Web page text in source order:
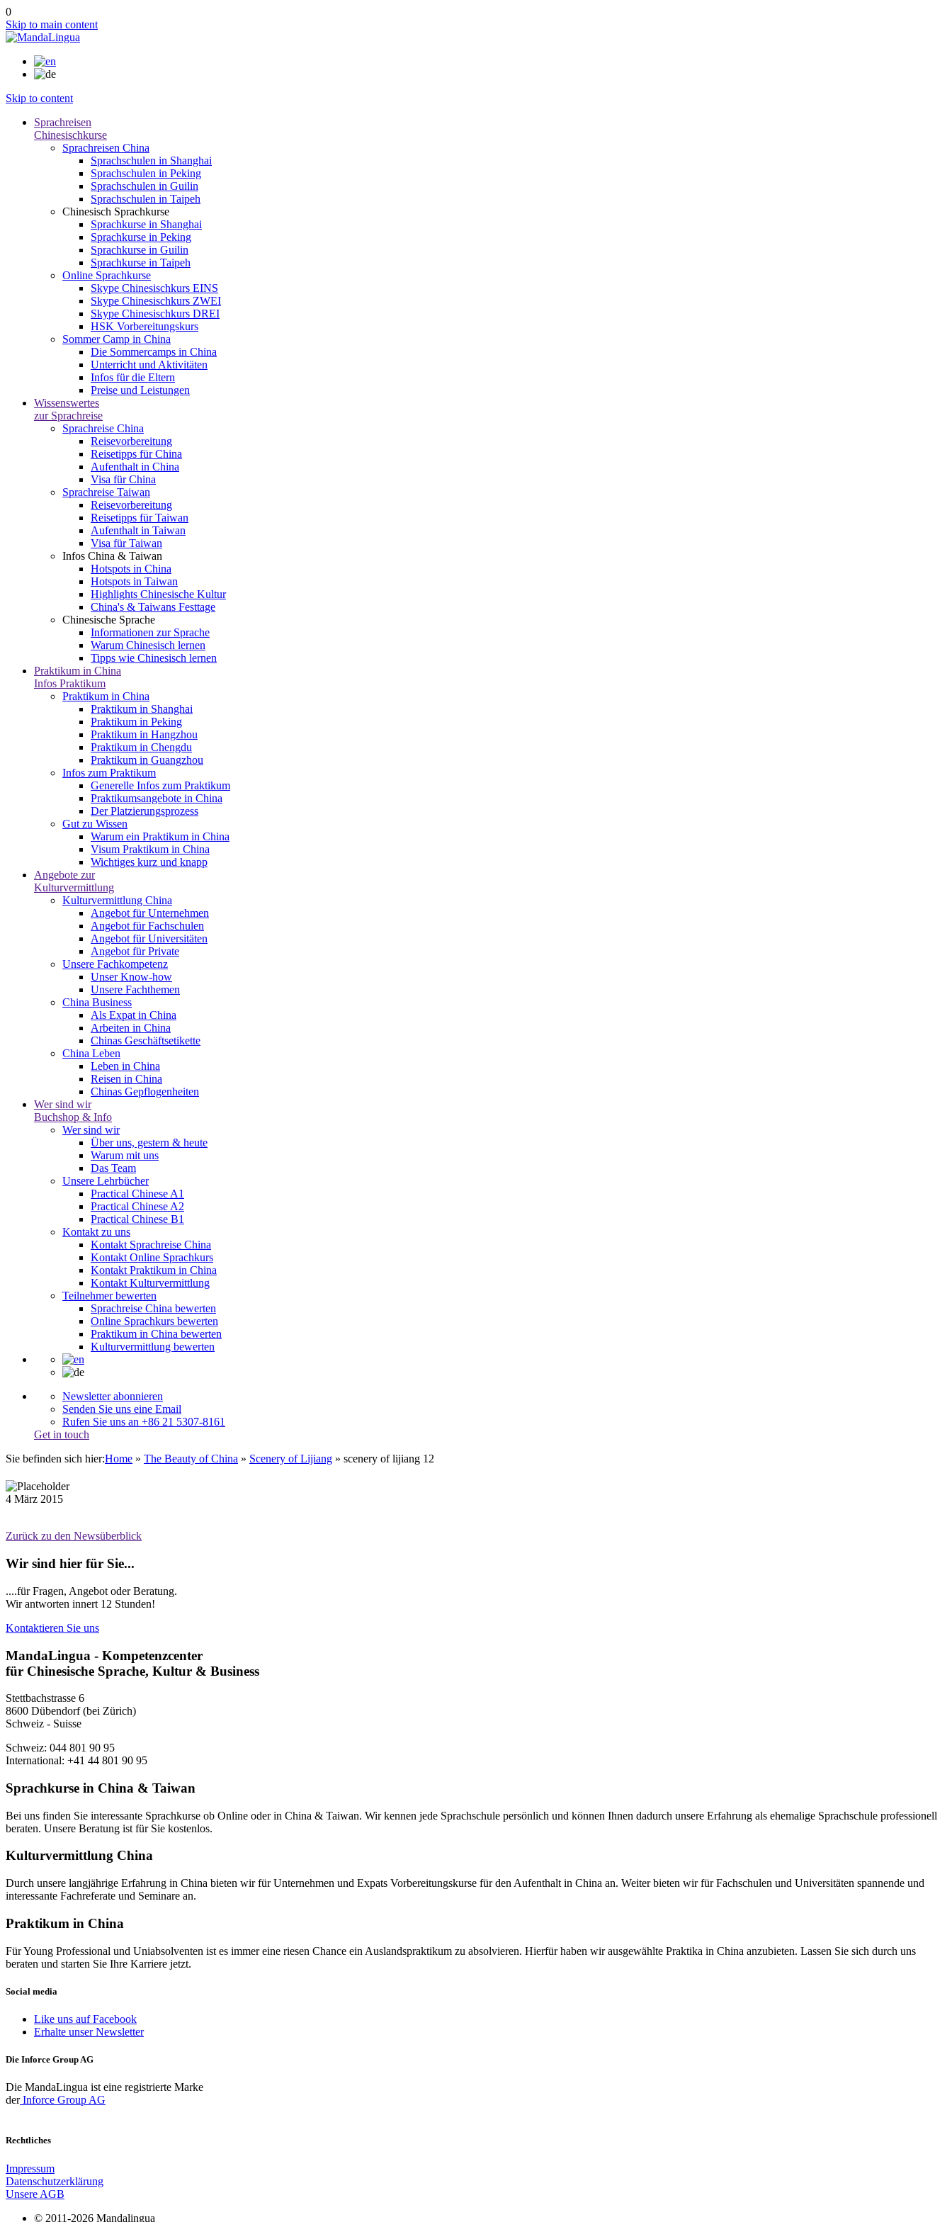
0
Skip to main content
Skip to content
Sprachreisen
Chinesischkurse
Sprachreisen China
Sprachschulen in Shanghai
Sprachschulen in Peking
Sprachschulen in Guilin
Sprachschulen in Taipeh
Chinesisch Sprachkurse
Sprachkurse in Shanghai
Sprachkurse in Peking
Sprachkurse in Guilin
Sprachkurse in Taipeh
Online Sprachkurse
Skype Chinesischkurs EINS
Skype Chinesischkurs ZWEI
Skype Chinesischkurs DREI
HSK Vorbereitungskurs
Sommer Camp in China
Die Sommercamps in China
Unterricht und Aktivitäten
Infos für die Eltern
Preise und Leistungen
Wissenswertes
zur Sprachreise
Sprachreise China
Reisevorbereitung
Reisetipps für China
Aufenthalt in China
Visa für China
Sprachreise Taiwan
Reisevorbereitung
Reisetipps für Taiwan
Aufenthalt in Taiwan
Visa für Taiwan
Infos China & Taiwan
Hotspots in China
Hotspots in Taiwan
Highlights Chinesische Kultur
China's & Taiwans Festtage
Chinesische Sprache
Informationen zur Sprache
Warum Chinesisch lernen
Tipps wie Chinesisch lernen
Praktikum in China
Infos Praktikum
Praktikum in China
Praktikum in Shanghai
Praktikum in Peking
Praktikum in Hangzhou
Praktikum in Chengdu
Praktikum in Guangzhou
Infos zum Praktikum
Generelle Infos zum Praktikum
Praktikumsangebote in China
Der Platzierungsprozess
Gut zu Wissen
Warum ein Praktikum in China
Visum Praktikum in China
Wichtiges kurz und knapp
Angebote zur
Kulturvermittlung
Kulturvermittlung China
Angebot für Unternehmen
Angebot für Fachschulen
Angebot für Universitäten
Angebot für Private
Unsere Fachkompetenz
Unser Know-how
Unsere Fachthemen
China Business
Als Expat in China
Arbeiten in China
Chinas Geschäftsetikette
China Leben
Leben in China
Reisen in China
Chinas Gepflogenheiten
Wer sind wir
Buchshop & Info
Wer sind wir
Über uns, gestern & heute
Warum mit uns
Das Team
Unsere Lehrbücher
Practical Chinese A1
Practical Chinese A2
Practical Chinese B1
Kontakt zu uns
Kontakt Sprachreise China
Kontakt Online Sprachkurs
Kontakt Praktikum in China
Kontakt Kulturvermittlung
Teilnehmer bewerten
Sprachreise China bewerten
Online Sprachkurs bewerten
Praktikum in China bewerten
Kulturvermittlung bewerten
Newsletter abonnieren
Senden Sie uns eine Email
Rufen Sie uns an +86 21 5307-8161
Get in touch
Sie befinden sich hier:Home » The Beauty of China » Scenery of Lijiang » scenery of lijiang 12
4 März 2015
Zurück zu den Newsüberblick
Wir sind hier für Sie...
....für Fragen, Angebot oder Beratung.
Wir antworten innert 12 Stunden!
Kontaktieren Sie uns
MandaLingua - Kompetenzcenter
für Chinesische Sprache, Kultur & Business
Stettbachstrasse 6
8600 Dübendorf (bei Zürich)
Schweiz - Suisse
Schweiz: 044 801 90 95
International: +41 44 801 90 95
Sprachkurse in China & Taiwan
Bei uns finden Sie interessante Sprachkurse ob Online oder in China & Taiwan. Wir kennen jede Sprachschule persönlich und können Ihnen dadurch unsere Erfahrung als ehemalige Sprachschule professionell
beraten. Unsere Beratung ist für Sie kostenlos.
Kulturvermittlung China
Durch unsere langjährige Erfahrung in China bieten wir für Unternehmen und Expats Vorbereitungskurse für den Aufenthalt in China an. Weiter bieten wir für Fachschulen und Universitäten spannende und
interessante Fachreferate und Seminare an.
Praktikum in China
Für Young Professional und Uniabsolventen ist es immer eine riesen Chance ein Auslandspraktikum zu absolvieren. Hierfür haben wir ausgewählte Praktika in China anzubieten. Lassen Sie sich durch uns
beraten und starten Sie Ihre Karriere jetzt.
Social media
Like uns auf Facebook
Erhalte unser Newsletter
Die Inforce Group AG
Die MandaLingua ist eine registrierte Marke
derInforce Group AG
Rechtliches
Impressum
Datenschutzerklärung
Unsere AGB
© 2011-2026 Mandalingua